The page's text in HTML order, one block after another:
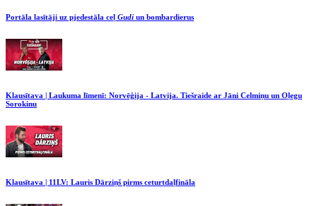
Portāla lasītāji uz pjedestāla ceļ Gudi un bombardierus
Klausītava | Laukuma līmenī: Norvēģija - Latvija. Tiešraide ar Jāni Celmiņu un Oļegu
Sorokinu
Klausītava | 11LV: Lauris Dārziņš pirms ceturtdaļfināla